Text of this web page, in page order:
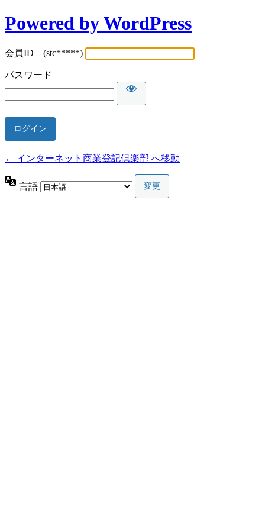
Powered by WordPress
会員ID (stc*****)
パスワード
← インターネット商業登記倶楽部 へ移動
言語